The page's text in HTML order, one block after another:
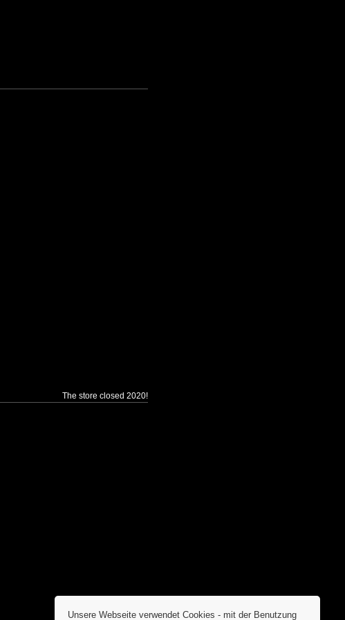
Unsere Webseite verwendet Cookies - mit der Benutzung
The store closed 2020!